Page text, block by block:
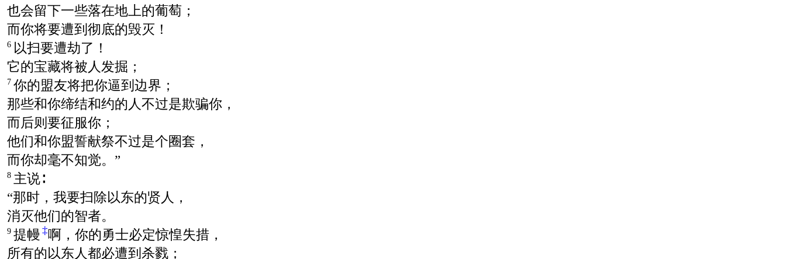
也会留下一些落在地上的葡萄；
而你将要遭到彻底的毁灭！
6 以扫要遭劫了！
它的宝藏将被人发掘；
7 你的盟友将把你逼到边界；
那些和你缔结和约的人不过是欺骗你，
而后则要征服你；
他们和你盟誓献祭不过是个圈套，
而你却毫不知觉。”
8 主说∶
“那时，我要扫除以东的贤人，
消灭他们的智者。
9 提幔 ‡啊，你的勇士必定惊惶失措，
所有的以东人都必遭到杀戮；